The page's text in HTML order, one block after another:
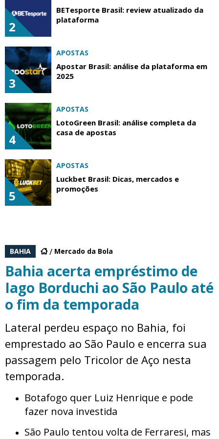
2
BETesporte Brasil: review atualizado da
plataforma
3
APOSTAS
Apostar Brasil: análise da plataforma em
2025
4
APOSTAS
LotoGreen Brasil: análise completa da
casa de apostas
5
APOSTAS
Luckbet Brasil: Dicas, mercados e
promoções
BAHIA Mercado da Bola
Bahia acerta empréstimo de
Iago Borduchi ao São Paulo até
o fim da temporada
Lateral perdeu espaço no Bahia, foi
emprestado ao São Paulo e encerra sua
passagem pelo Tricolor de Aço nesta
temporada.
Botafogo quer Luiz Henrique e pode
fazer nova investida
São Paulo tentou volta de Ferraresi, mas